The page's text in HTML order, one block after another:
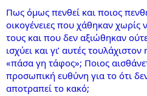
Πως όμως πενθεί και ποιος
οικογένειες που χάθηκαν χωρίς
τους και που δεν αξιώθηκαν
ισχύει και γι’ αυτές
«πάσα γη τάφος»; Ποιος
προσωπική ευθύνη για το ότι
αποτραπεί το κακό;